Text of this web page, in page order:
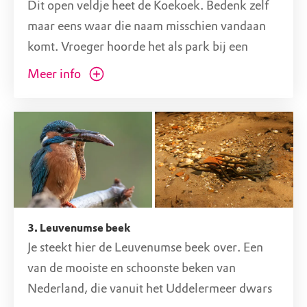
boom hoort kloppen, er leven in dit bos heel
veel spechten.
En denk in de herfst aan de paddenstoelen.
Ruik je ze al? Kom genieten van de geluiden en
Je wandelt vanaf de parkeerplaats het bos in
naar de beek. Volg de rode pijlen.
Dit open veldje heet de Koekoek. Bedenk zelf
maar eens waar die naam misschien vandaan
komt. Vroeger hoorde het als park bij een
theehuis van de sjieke familie Van Limburg-
en heet het Het Roode Koper.
Dit open veldje trekt veel dieren aan. Reeën
komen vaak 's ochtends vroeg of 's avonds
knibbelen aan de kruiden tussen het gras.
En rara, welke dieren woelen die grond zo
om?
Meer info
3. Leuvenumse beek
Je steekt hier de Leuvenumse beek over. Een
van de mooiste en schoonste beken van
Nederland, die vanuit het Uddelermeer dwars